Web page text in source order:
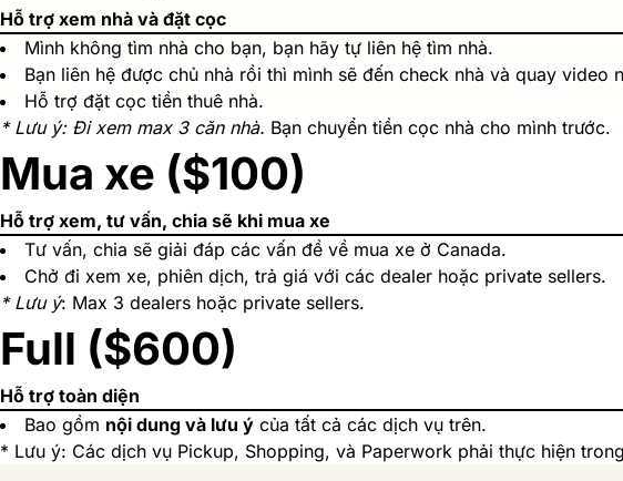
Hỗ trợ xem nhà và đặt cọc
Mình không tìm nhà cho bạn, bạn hãy tự liên hệ tìm nhà.
Bạn liên hệ được chủ nhà rồi thì mình sẽ đến check nhà và quay video
Hỗ trợ đặt cọc tiền thuê nhà.
* Lưu ý: Đi xem max 3 căn nhà. Bạn chuyển tiền cọc nhà cho mình trước.
Mua xe ($100)
Hỗ trợ xem, tư vấn, chia sẽ khi mua xe
Tư vấn, chia sẽ giải đáp các vấn đề về mua xe ở Canada.
Chở đi xem xe, phiên dịch, trả giá với các dealer hoặc private sellers.
* Lưu ý: Max 3 dealers hoặc private sellers.
Full ($600)
Hỗ trợ toàn diện
Bao gồm nội dung và lưu ý của tất cả các dịch vụ trên.
* Lưu ý: Các dịch vụ Pickup, Shopping, và Paperwork phải thực hiện